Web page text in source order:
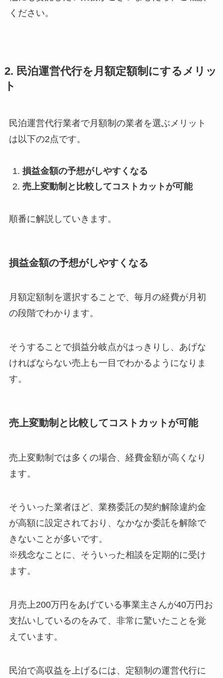
ください。
2. 民泊運営代行を月額定額制にするメリッ
ト
民泊運営代行業者で月額制の業者を選ぶメリット
は以下の2点です。
損益金額の予想がしやすくなる
売上変動制と比較してコストカットが可能
順番に解説していきます。
損益金額の予想がしやすくなる
月額定額制を選択することで、毎月の経費が月初
の段階でわかります。
そうすることで損益分岐点がはっきりし、あげな
ければならない売上も一目でわかるようになりま
す。
売上変動制と比較してコストカットが可能
売上変動制では多くの場合、経費金額が高くなり
ます。
そういった業者ほど、業務委託の契約解除違約金
が高額に設定されており、なかなか委託を解除で
きないことが多いです。
※残念なことに、そういった相談を定期的に受け
ます。
月売上200万円をあげている事業主さんが40万円お
支払いしているのをみて、非常に驚いたことを覚
えています。
民泊で高収益を上げるには、定額制の運営代行に